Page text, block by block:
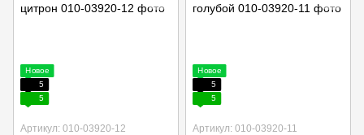
Новое
5
5
Артикул: 010-03920-12
Новое
5
5
Артикул: 010-03920-11